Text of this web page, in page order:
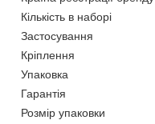
Кількість в наборі
Застосування
Кріплення
Упаковка
Гарантія
Розмір упаковки